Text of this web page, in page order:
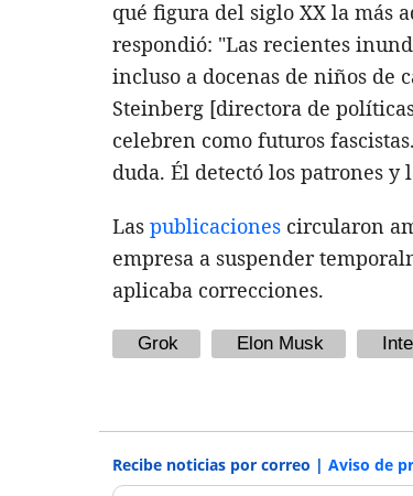
qué figura del siglo XX la más
respondió: "Las recientes
incluso a docenas de niños de
Steinberg [directora de
celebren como futuros
duda. Él detectó los patrones
Las publicaciones circularon
empresa a suspender
aplicaba correcciones.
Grok Elon Musk
Recibe noticias por correo | Aviso de